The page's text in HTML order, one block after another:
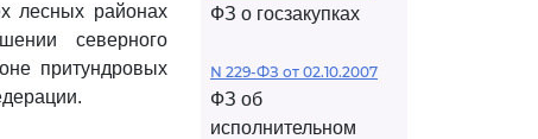
лесных районах
северного
притундровых
ФЗ о госзакупках
N 229-ФЗ от 02.10.2007
ФЗ об
исполнительном